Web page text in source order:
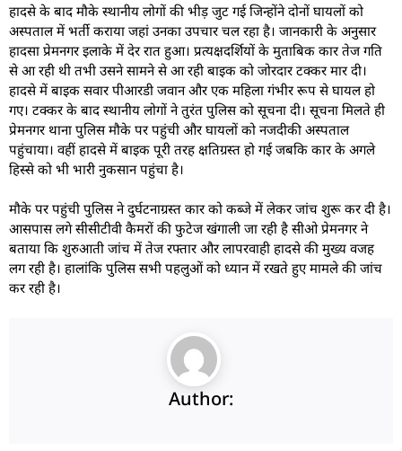
हादसे के बाद मौके स्थानीय लोगों की भीड़ जुट गई जिन्होंने दोनों घायलों को
अस्पताल में भर्ती कराया जहां उनका उपचार चल रहा है। जानकारी के अनुसार
हादसा प्रेमनगर इलाके में देर रात हुआ। प्रत्यक्षदर्शियों के मुताबिक कार तेज गति
से आ रही थी तभी उसने सामने से आ रही बाइक को जोरदार टक्कर मार दी।
हादसे में बाइक सवार पीआरडी जवान और एक महिला गंभीर रूप से घायल हो
गए। टक्कर के बाद स्थानीय लोगों ने तुरंत पुलिस को सूचना दी। सूचना मिलते ही
प्रेमनगर थाना पुलिस मौके पर पहुंची और घायलों को नजदीकी अस्पताल
पहुंचाया। वहीं हादसे में बाइक पूरी तरह क्षतिग्रस्त हो गई जबकि कार के अगले
हिस्से को भी भारी नुकसान पहुंचा है।
मौके पर पहुंची पुलिस ने दुर्घटनाग्रस्त कार को कब्जे में लेकर जांच शुरू कर दी है।
आसपास लगे सीसीटीवी कैमरों की फुटेज खंगाली जा रही है सीओ प्रेमनगर ने
बताया कि शुरुआती जांच में तेज रफ्तार और लापरवाही हादसे की मुख्य वजह
लग रही है। हालांकि पुलिस सभी पहलुओं को ध्यान में रखते हुए मामले की जांच
कर रही है।
Author: